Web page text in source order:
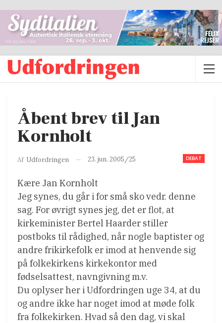
Åbent brev til Jan
Kornholt
DEBAT
Af Udfordringen 23. jun. 2005/25
Kære Jan Kornholt
Jeg synes, du går i for små sko vedr. denne
sag. For øvrigt synes jeg, det er flot, at
kirkeminister Bertel Haarder stiller
postboks til rådighed, når nogle baptister og
andre frikirkefolk er imod at henvende sig
på folkekirkens kirkekontor med
fødselsattest, navngivning m.v.
Du oplyser her i Udfordringen uge 34, at du
og andre ikke har noget imod at møde folk
fra folkekirken. Hvad så den dag, vi skal